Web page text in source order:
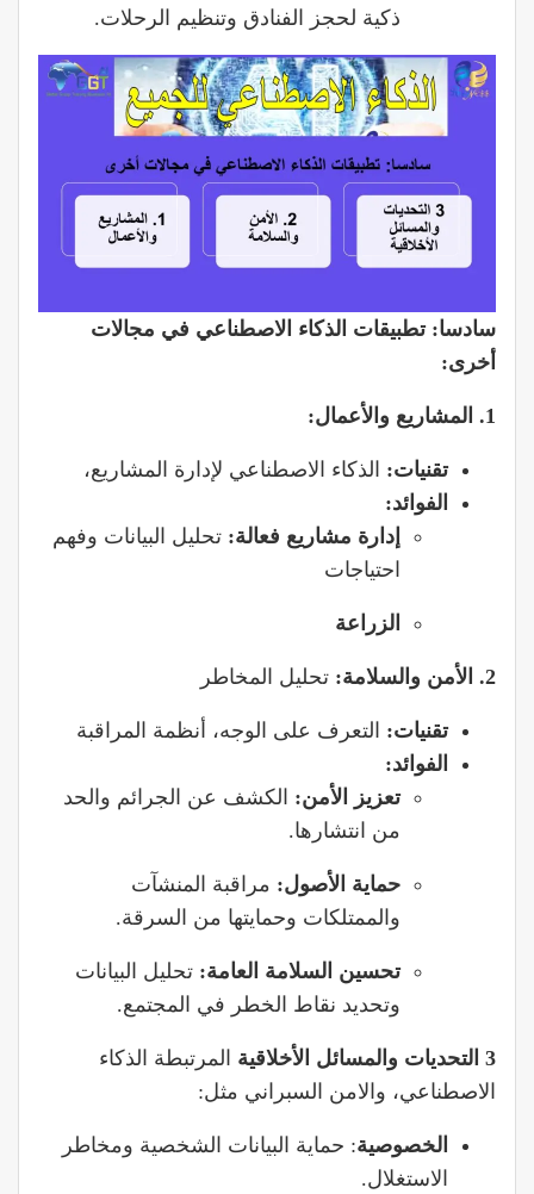
ذكية لحجز الفنادق وتنظيم الرحلات.
سادسا:تطبيقات الذكاء الاصطناعي في مجالات
أخرى:
1. المشاريع والأعمال:
تقنيات: الذكاء الاصطناعي لإدارة المشاريع،
الفوائد:
إدارة مشاريع فعالة: تحليل البيانات وفهم
احتياجات
الزراعة
2. الأمن والسلامة: تحليل المخاطر
تقنيات: التعرف على الوجه، أنظمة المراقبة
الفوائد:
تعزيز الأمن: الكشف عن الجرائم والحد
من انتشارها.
حماية الأصول: مراقبة المنشآت
والممتلكات وحمايتها من السرقة.
تحسين السلامة العامة: تحليل البيانات
وتحديد نقاط الخطر في المجتمع.
3 التحديات والمسائل الأخلاقية
المرتبطة الذكاء
الاصطناعي، والامن السبراني مثل:
الخصوصية: حماية البيانات الشخصية ومخاطر
الاستغلال.